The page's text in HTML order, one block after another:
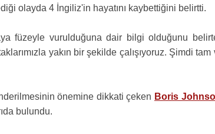
olayda 4 İngiliz'in hayatını kaybettiğini belirtti.
füzeyle vurulduğuna dair bilgi olduğunu
yakın bir şekilde çalışıyoruz. Şimdi tam
önemine dikkati çeken Boris
bulundu.